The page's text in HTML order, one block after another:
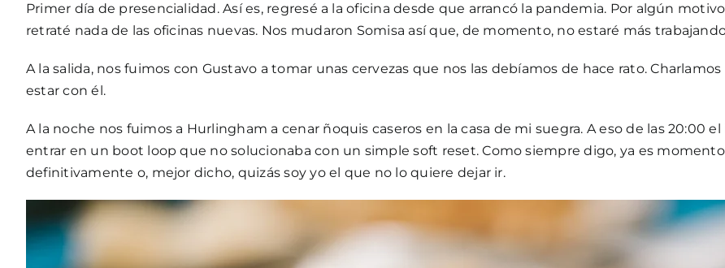
Primer día de presencialidad. Así es, regresé a la oficina desde que arrancó la pandemia. Por algún
retraté nada de las oficinas nuevas. Nos mudaron Somisa así que, de momento, no estaré más
A la salida, nos fuimos con Gustavo a tomar unas cervezas que nos las debíamos de hace rato.
estar con él.
A la noche nos fuimos a Hurlingham a cenar ñoquis caseros en la casa de mi suegra. A eso de las 20:00
entrar en un boot loop que no solucionaba con un simple soft reset. Como siempre digo, ya es
definitivamente o, mejor dicho, quizás soy yo el que no lo quiere dejar ir.